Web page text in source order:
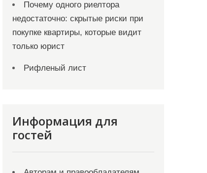
Почему одного риелтора
недостаточно: скрытые риски при
покупке квартиры, которые видит
только юрист
Рифленый лист
Информация для
гостей